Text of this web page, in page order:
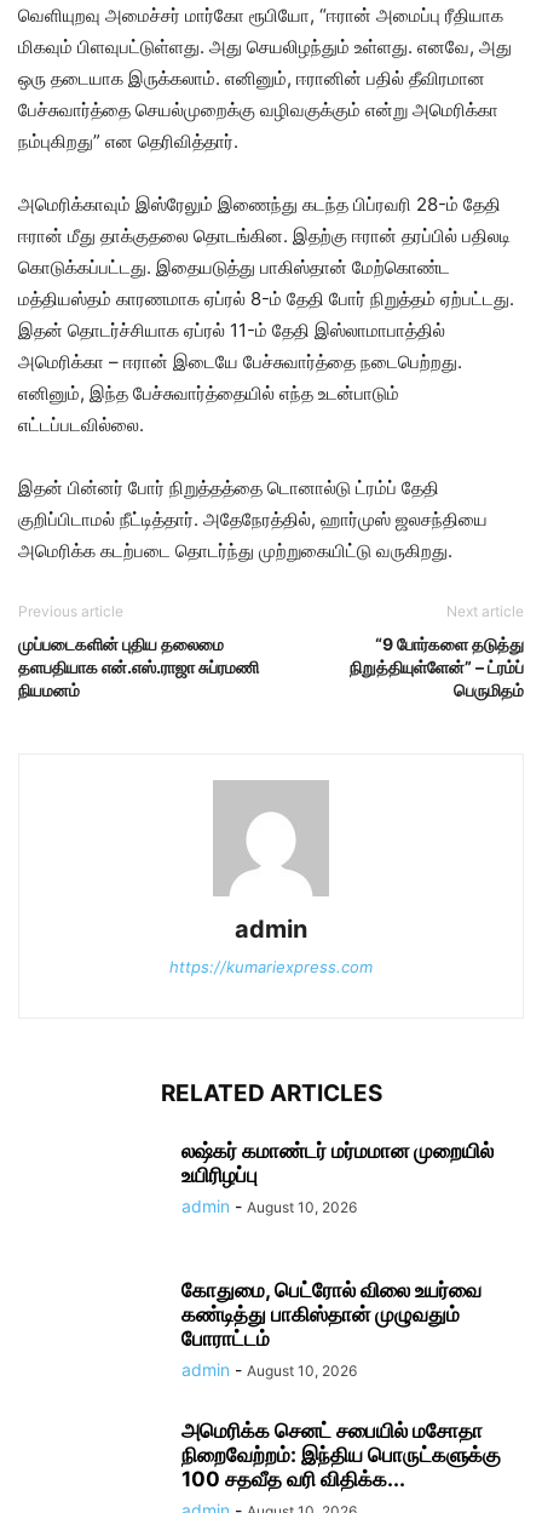
வெளியுறவு அமைச்சர் மார்கோ ரூபியோ, “ஈரான் அமைப்பு ரீதியாக
மிகவும் பிளவுபட்டுள்ளது. அது செயலிழந்தும் உள்ளது. எனவே, அது
ஒரு தடையாக இருக்கலாம். எனினும், ஈரானின் பதில் தீவிரமான
பேச்சுவார்த்தை செயல்முறைக்கு வழிவகுக்கும் என்று அமெரிக்கா
நம்புகிறது” என தெரிவித்தார்.
அமெரிக்காவும் இஸ்ரேலும் இணைந்து கடந்த பிப்ரவரி 28-ம் தேதி
ஈரான் மீது தாக்குதலை தொடங்கின. இதற்கு ஈரான் தரப்பில் பதிலடி
கொடுக்கப்பட்டது. இதையடுத்து பாகிஸ்தான் மேற்கொண்ட
மத்தியஸ்தம் காரணமாக ஏப்ரல் 8-ம் தேதி போர் நிறுத்தம் ஏற்பட்டது.
இதன் தொடர்ச்சியாக ஏப்ரல் 11-ம் தேதி இஸ்லாமாபாத்தில்
அமெரிக்கா – ஈரான் இடையே பேச்சுவார்த்தை நடைபெற்றது.
எனினும், இந்த பேச்சுவார்த்தையில் எந்த உடன்பாடும்
எட்டப்படவில்லை.
இதன் பின்னர் போர் நிறுத்தத்தை டொனால்டு ட்ரம்ப் தேதி
குறிப்பிடாமல் நீட்டித்தார். அதேநேரத்தில், ஹார்முஸ் ஜலசந்தியை
அமெரிக்க கடற்படை தொடர்ந்து முற்றுகையிட்டு வருகிறது.
Previous article
முப்படைகளின் புதிய தலைமை
தளபதியாக என்.எஸ்.ராஜா சுப்ரமணி
நியமனம்
Next article
“9 போர்களை தடுத்து
நிறுத்தியுள்ளேன்” – ட்ரம்ப்
பெருமிதம்
admin
https://kumariexpress.com
RELATED ARTICLES
லஷ்கர் கமாண்டர் மர்மமான முறையில்
உயிரிழப்பு
admin - August 10, 2026
கோதுமை, பெட்ரோல் விலை உயர்வை
கண்டித்து பாகிஸ்தான் முழுவதும்
போராட்டம்
admin - August 10, 2026
அமெரிக்க செனட் சபையில் மசோதா
நிறைவேற்றம்: இந்திய பொருட்களுக்கு
100 சதவீத வரி விதிக்க...